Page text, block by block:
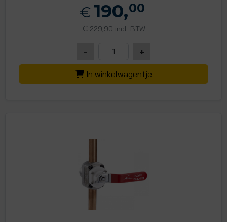
€ 190,00
€ 229,90 incl. BTW
- +
In winkelwagentje